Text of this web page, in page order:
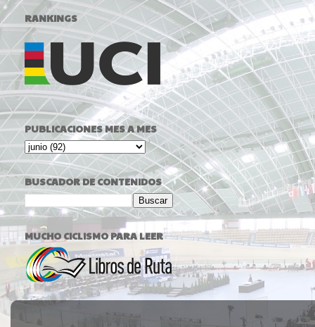
RANKINGS
PUBLICACIONES MES A MES
BUSCADOR DE CONTENIDOS
MUCHO CICLISMO PARA LEER